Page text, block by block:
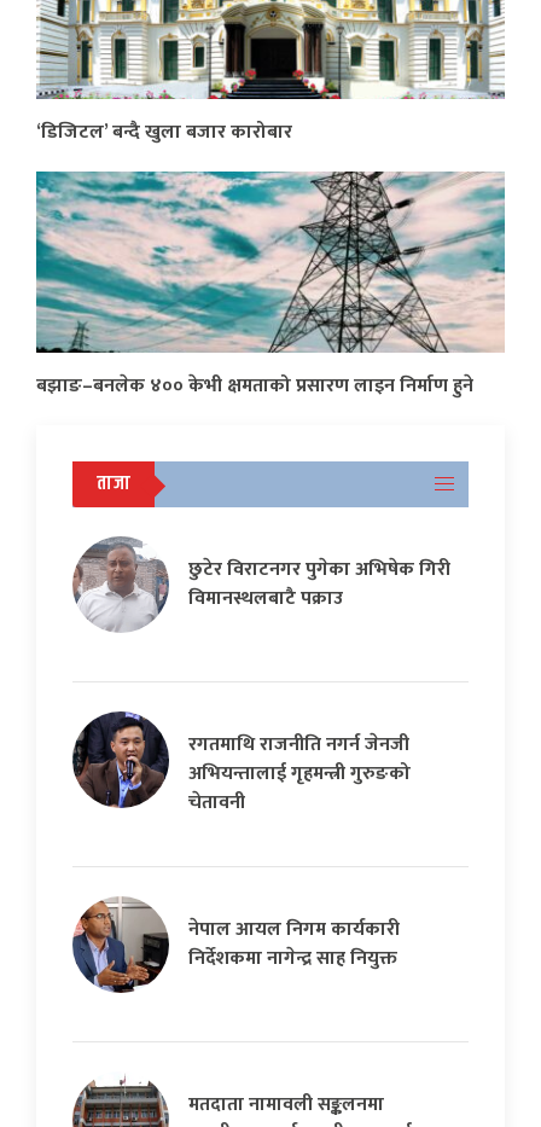
‘डिजिटल’ बन्दै खुला बजार कारोबार
बझाङ–बनलेक ४०० केभी क्षमताको प्रसारण लाइन निर्माण हुने
ताजा
छुटेर विराटनगर पुगेका अभिषेक गिरी
विमानस्थलबाटै पक्राउ
रगतमाथि राजनीति नगर्न जेनजी
अभियन्तालाई गृहमन्त्री गुरुङको
चेतावनी
नेपाल आयल निगम कार्यकारी
निर्देशकमा नागेन्द्र साह नियुक्त
मतदाता नामावली सङ्कलनमा